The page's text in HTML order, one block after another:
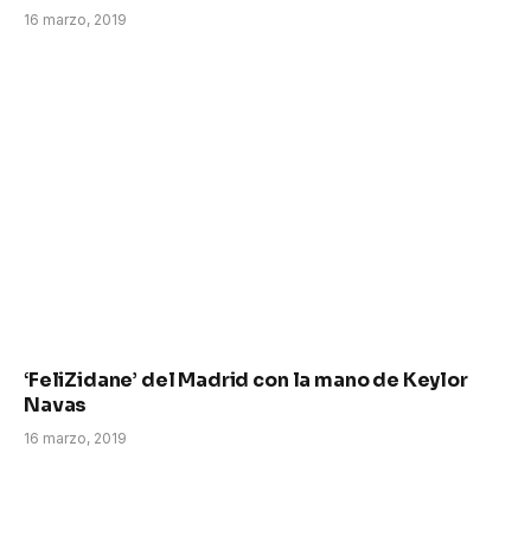
16 marzo, 2019
‘FeliZidane’ del Madrid con la mano de Keylor
Navas
16 marzo, 2019